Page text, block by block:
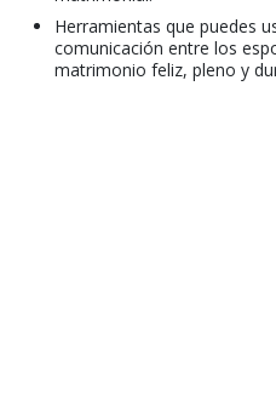
Herramientas que puedes
comunicación entre los
matrimonio feliz, pleno y